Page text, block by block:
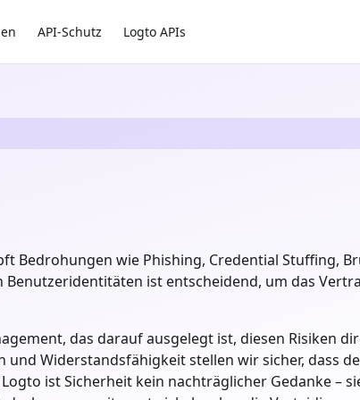
API-Schutz Logto APIs
Bedrohungen wie Phishing, Credential Stuffing,
ist entscheidend, um das
das darauf ausgelegt ist, diesen Risiken
Widerstandsfähigkeit stellen wir sicher, dass
ist Sicherheit kein nachträglicher Gedanke –